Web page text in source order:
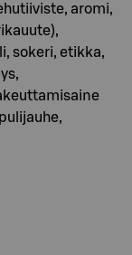
aromi,
sokeri, etikka,